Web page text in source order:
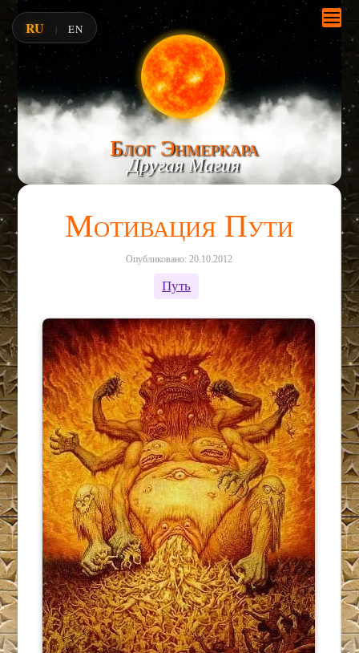
Блог Энмеркара
Другая Магия
Мотивация Пути
Опубликовано: 20.10.2012
Путь
RU | EN